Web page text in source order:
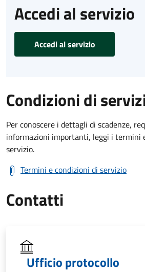
Accedi al servizio
Accedi al servizio
Condizioni di
Per conoscere i dettagli di scadenze,
informazioni importanti, leggi i termini
servizio.
Termini e condizioni di servizio
Contatti
Ufficio protocollo